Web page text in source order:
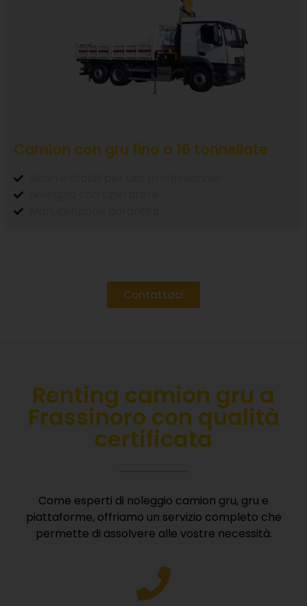
Camion con gru fino a 16 tonnellate
Contattaci
Renting camion gru a
Frassinoro con qualità
certificata
Come esperti di noleggio camion gru, gru e
piattaforme, offriamo un servizio completo che
permette di assolvere alle vostre necessità.